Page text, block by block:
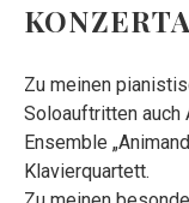
Zu meinen
Soloauftritten auch
Ensemble
Klavierquartett.